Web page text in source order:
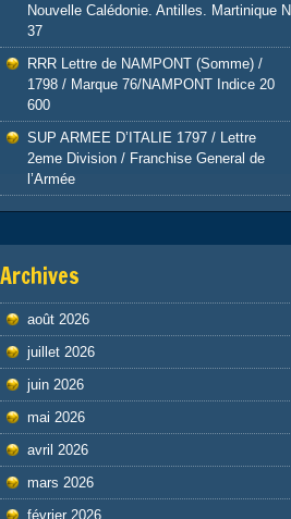
Nouvelle Calédonie. Antilles. Martinique N
37
RRR Lettre de NAMPONT (Somme) /
1798 / Marque 76/NAMPONT Indice 20
600
SUP ARMEE D’ITALIE 1797 / Lettre
2eme Division / Franchise General de
l’Armée
Archives
août 2026
juillet 2026
juin 2026
mai 2026
avril 2026
mars 2026
février 2026